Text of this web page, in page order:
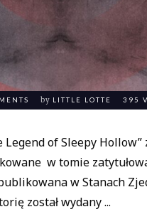
by LITTLE LOTTE 395
of Sleepy Hollow”
w tomie
w Stanach
został wydany ...